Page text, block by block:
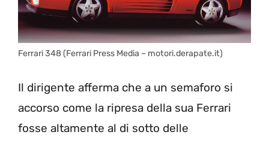
Ferrari 348 (Ferrari Press Media – motori.derapate.it)
Il dirigente afferma che a un semaforo si
accorso come la ripresa della sua Ferrari
fosse altamente al di sotto delle